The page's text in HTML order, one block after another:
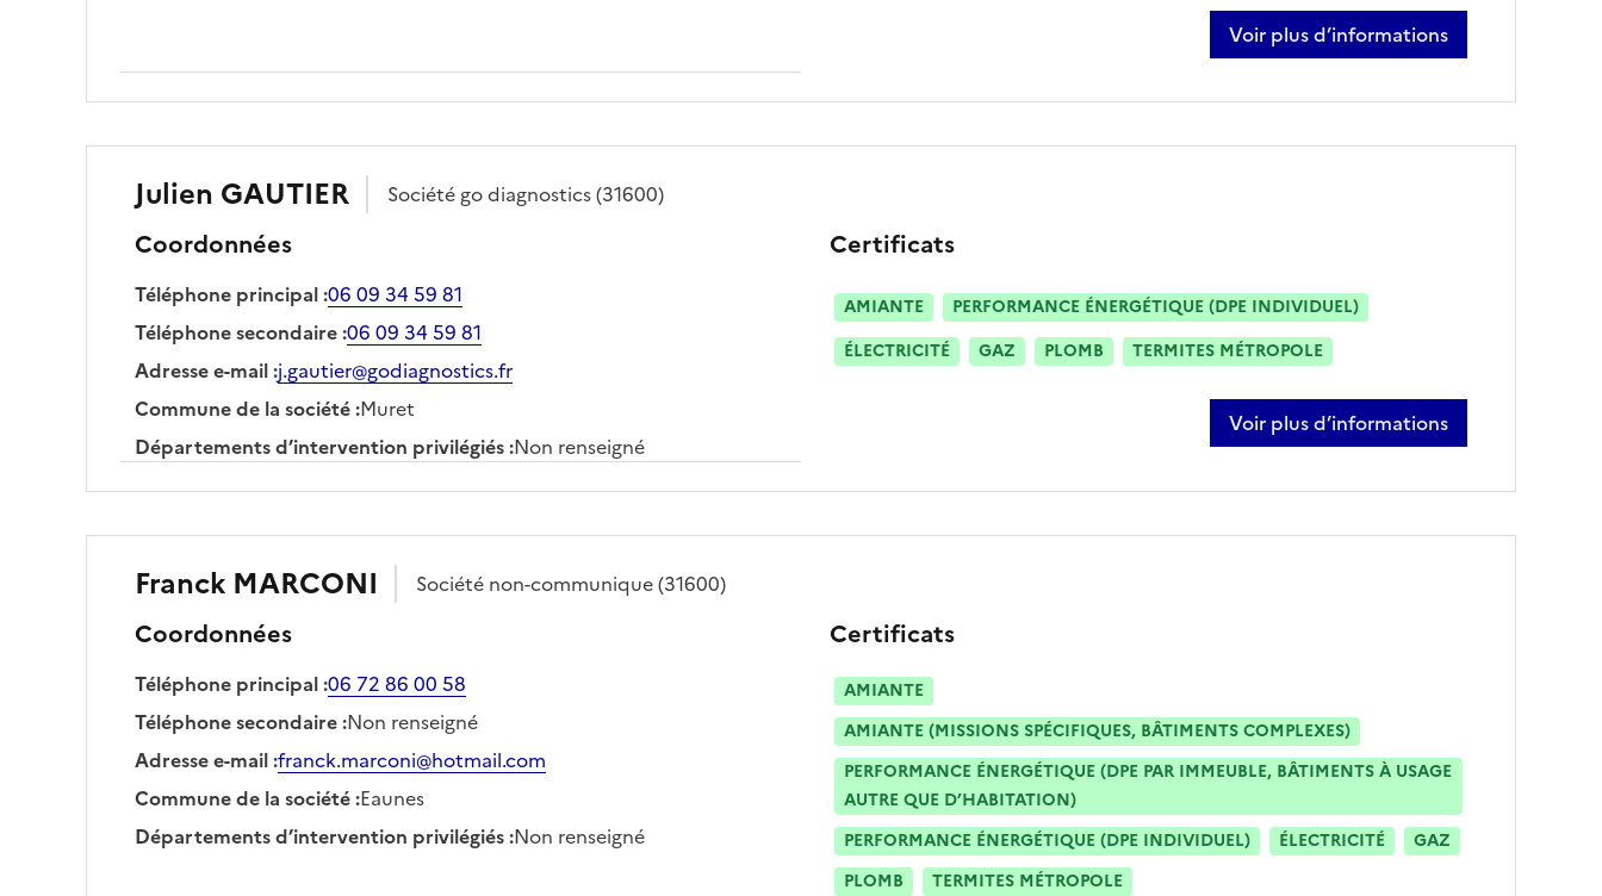
Voir plus d’informations
sur julien foucault
Julien GAUTIER Société go diagnostics(31600)
Coordonnées
Téléphone principal:06 09 34 59 81
Téléphone secondaire:06 09 34 59 81
Adresse e-mail:j.gautier@godiagnostics.fr
Commune de la société:Muret
Départements d’intervention privilégiés:Non renseigné
Certificats
AMIANTE
PERFORMANCE ÉNERGÉTIQUE (DPE INDIVIDUEL)
ÉLECTRICITÉ
GAZ PLOMB TERMITES MÉTROPOLE
Voir plus d’informations
sur julien gautier
Franck MARCONI Société non-communique(31600)
Coordonnées
Téléphone principal:06 72 86 00 58
Téléphone secondaire:Non renseigné
Adresse e-mail:franck.marconi@hotmail.com
Commune de la société:Eaunes
Départements d’intervention privilégiés:Non renseigné
Certificats
AMIANTE
AMIANTE (MISSIONS SPÉCIFIQUES, BÂTIMENTS COMPLEXES)
PERFORMANCE ÉNERGÉTIQUE (DPE PAR IMMEUBLE, BÂTIMENTS À USAGE
AUTRE QUE D’HABITATION)
PERFORMANCE ÉNERGÉTIQUE (DPE INDIVIDUEL)
ÉLECTRICITÉ
GAZ
PLOMB
TERMITES MÉTROPOLE